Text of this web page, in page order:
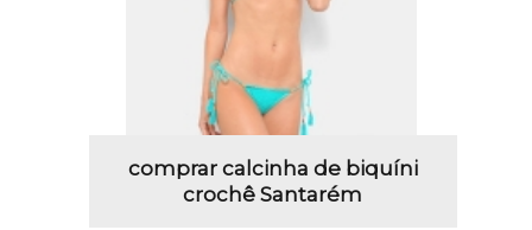
comprar calcinha de biquíni
crochê Santarém